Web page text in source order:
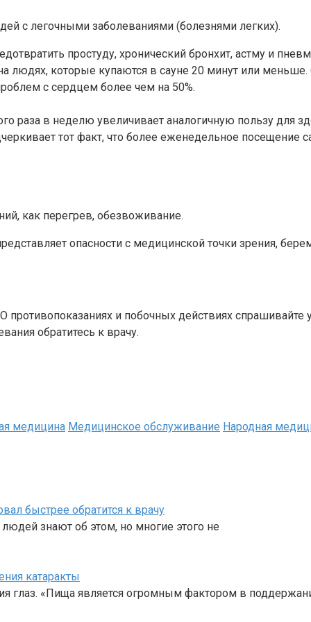
с легочными заболеваниями (болезнями легких).
простуду, хронический бронхит, астму и
людях, которые купаются в сауне 20 минут или
с сердцем более чем на 50%.
раза в неделю увеличивает аналогичную пользу для
тот факт, что более еженедельное посещение
как перегрев, обезвоживание.
опасности с медицинской точки зрения,
и побочных действиях спрашивайте
обратитесь к врачу.
медицина Медицинское обслуживание Народная
быстрее обратится к врачу
знают об этом, но многие этого не
катаракты
глаз. «Пища является огромным фактором в